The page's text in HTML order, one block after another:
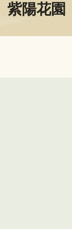
紫陽花園